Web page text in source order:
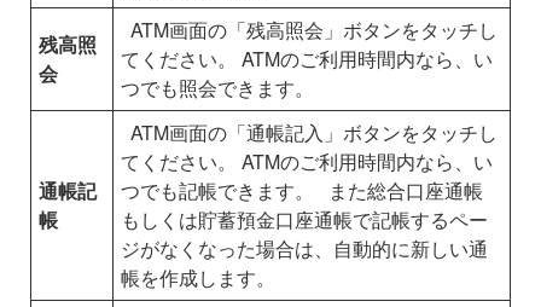
残高照
会
ATM画面の「残高照会」ボタンをタッチし
てください。
ATMのご利用時間内なら、い
つでも照会できます。
通帳記
帳
ATM画面の「通帳記入」ボタンをタッチし
てください。
ATMのご利用時間内なら、い
つでも記帳できます。
また総合口座通帳
もしくは貯蓄預金口座通帳で記帳するペー
ジがなくなった場合は、自動的に新しい通
帳を作成します。